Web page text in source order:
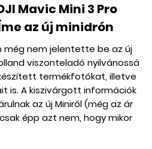
Mavic Mini 3 Pro
az új minidrón
még nem jelentette be az új
viszonteladó nyilvánossá
termékfotókat, illetve
is. A kiszivárgott információk
az új Miniről (még az ár
épp azt nem, hogy mikor